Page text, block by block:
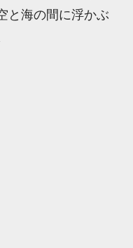
と海の間に浮かぶ